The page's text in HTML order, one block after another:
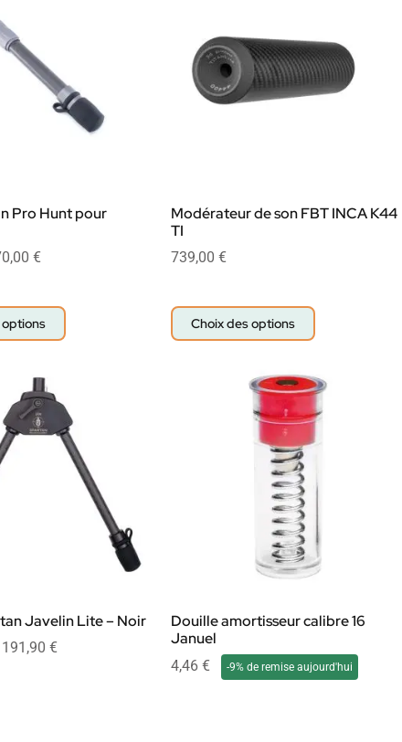
Pro Hunt pour
€
options
Modérateur de son FBT INCA K44
TI
739,00€
Choix des options
Javelin Lite – Noir
191,90€
Douille amortisseur calibre 16
Januel
4,46€ -9% de remise aujourd'hui